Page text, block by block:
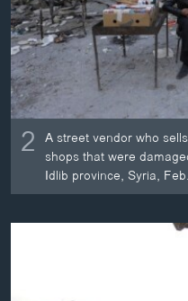
2 A street vendor who
shops that were
Idlib province, Syria,